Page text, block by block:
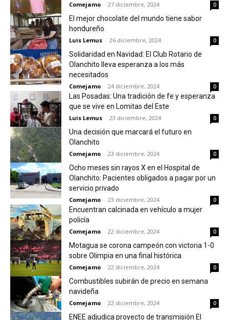
Comejamo - 27 diciembre, 2024 0
El mejor chocolate del mundo tiene sabor
hondureño
Luis Lemus - 26 diciembre, 2024 0
Solidaridad en Navidad: El Club Rotario de
Olanchito lleva esperanza a los más
necesitados
Comejamo - 24 diciembre, 2024 0
Las Posadas: Una tradición de fe y esperanza
que se vive en Lomitas del Este
Luis Lemus - 23 diciembre, 2024 0
Una decisión que marcará el futuro en
Olanchito
Comejamo - 23 diciembre, 2024 0
Ocho meses sin rayos X en el Hospital de
Olanchito: Pacientes obligados a pagar por un
servicio privado
Comejamo - 23 diciembre, 2024 0
Encuentran calcinada en vehículo a mujer
policía
Comejamo - 22 diciembre, 2024 0
Motagua se corona campeón con victoria 1-0
sobre Olimpia en una final histórica
Comejamo - 22 diciembre, 2024 0
Combustibles subirán de precio en semana
navideña
Comejamo - 22 diciembre, 2024 0
ENEE adjudica proyecto de transmisión El